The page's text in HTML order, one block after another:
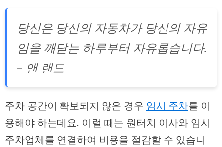
당신은 당신의 자동차가 당신의 자유
임을 깨닫는 하루부터 자유롭습니다.
– 앤 랜드
주차 공간이 확보되지 않은 경우 임시 주차를 이
용해야 하는데요. 이럴 때는 원터치 이사와 임시
주차업체를 연결하여 비용을 절감할 수 있습니